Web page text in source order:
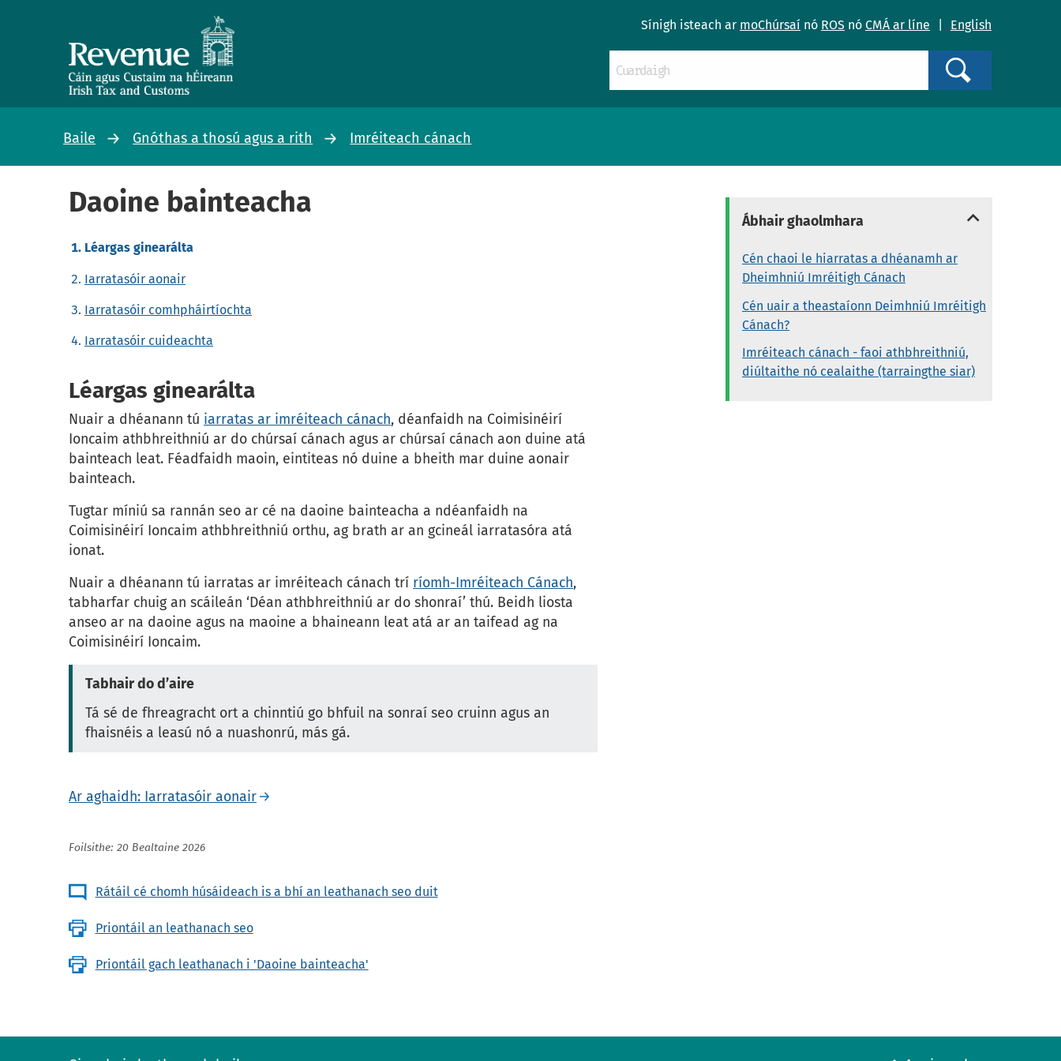
Sínigh isteach ar moChúrsaí nó ROS nó CMÁ ar líne English
Baile Gnóthas a thosú agus a rith Imréiteach cánach
Daoine bainteacha
Léargas ginearálta
Iarratasóir aonair
Iarratasóir comhpháirtíochta
Iarratasóir cuideachta
Léargas ginearálta
Nuair a dhéanann tú iarratas ar imréiteach cánach, déanfaidh na Coimisinéirí
Ioncaim athbhreithniú ar do chúrsaí cánach agus ar chúrsaí cánach aon duine atá
bainteach leat. Féadfaidh maoin, eintiteas nó duine a bheith mar duine aonair
bainteach.
Tugtar míniú sa rannán seo ar cé na daoine bainteacha a ndéanfaidh na
Coimisinéirí Ioncaim athbhreithniú orthu, ag brath ar an gcineál iarratasóra atá
ionat.
Nuair a dhéanann tú iarratas ar imréiteach cánach trí ríomh-Imréiteach Cánach,
tabharfar chuig an scáileán ‘Déan athbhreithniú ar do shonraí’ thú. Beidh liosta
anseo ar na daoine agus na maoine a bhaineann leat atá ar an taifead ag na
Coimisinéirí Ioncaim.
Tabhair do d’aire
Tá sé de fhreagracht ort a chinntiú go bhfuil na sonraí seo cruinn agus an
fhaisnéis a leasú nó a nuashonrú, más gá.
Ar aghaidh: Iarratasóir aonair
Foilsithe: 20 Bealtaine 2026
Rátáil cé chomh húsáideach is a bhí an leathanach seo duit
Priontáil an leathanach seo
Priontáil gach leathanach i 'Daoine bainteacha'
Ábhair ghaolmhara
Cén chaoi le hiarratas a dhéanamh ar
Dheimhniú Imréitigh Cánach
Cén uair a theastaíonn Deimhniú Imréitigh
Cánach?
Imréiteach cánach - faoi athbhreithniú,
diúltaithe nó cealaithe (tarraingthe siar)